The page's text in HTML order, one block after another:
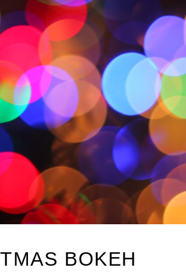
BOKEH